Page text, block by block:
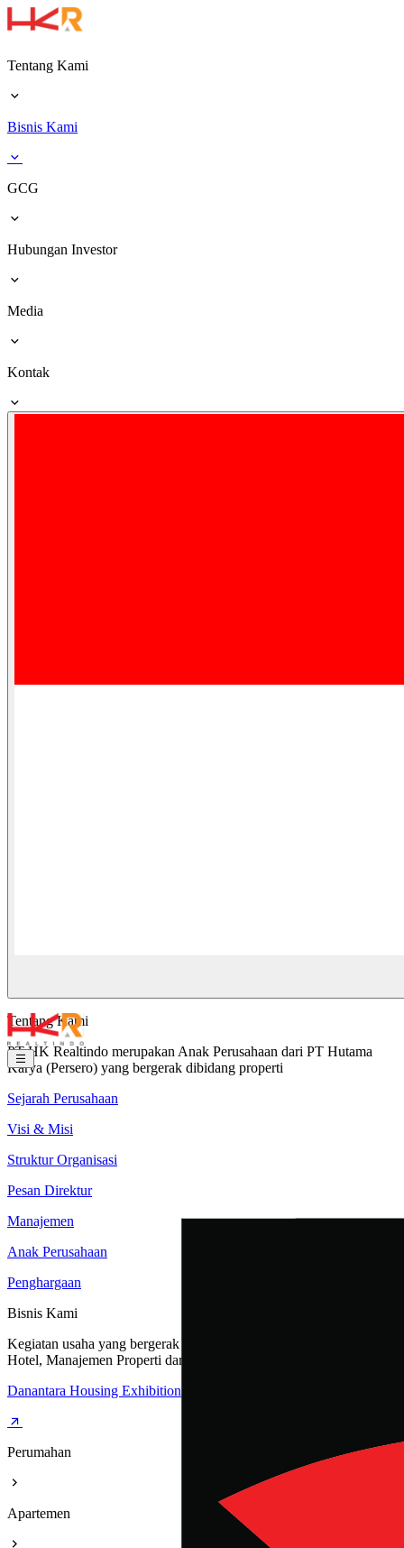
Tentang Kami
Bisnis Kami
GCG
Hubungan Investor
Media
Kontak
Tentang Kami
PT HK Realtindo merupakan Anak Perusahaan dari PT Hutama
Karya (Persero) yang bergerak dibidang properti
Sejarah Perusahaan
Visi & Misi
Struktur Organisasi
Pesan Direktur
Manajemen
Anak Perusahaan
Penghargaan
Bisnis Kami
Kegiatan usaha yang bergerak dibidang Perumahan, Apartemen,
Hotel, Manajemen Properti dan Rest Area
Danantara Housing Exhibition
Perumahan
Apartemen